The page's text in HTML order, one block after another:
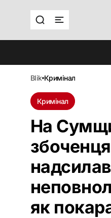
blik кримінал
Кримінал
На
як